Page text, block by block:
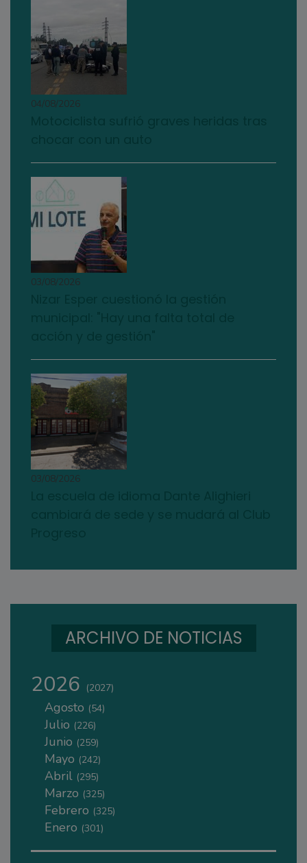
04/08/2026
03/08/2026
03/08/2026
ARCHIVO DE NOTICIAS
2026 (2027)
Agosto (54)
Julio (226)
Junio (259)
Mayo (242)
Abril (295)
Marzo (325)
Febrero (325)
Enero (301)